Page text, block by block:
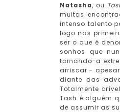
Natasha, ou
muitas
intenso talento
logo nas
ser o que é
sonhos que
tornando-a
arriscar -
diante das
Totalmente
Tash é alguém
de assumir as